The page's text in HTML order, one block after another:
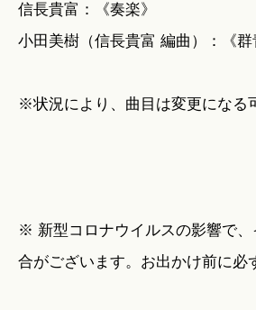
信長貴富：《奏楽》
小田美樹（信長貴富 編曲）：《群
※状況により、曲目は変更になる
※ 新型コロナウイルスの影響で
合がございます。お出かけ前に必